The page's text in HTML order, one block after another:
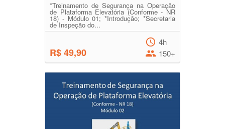
*Treinamento de Segurança na Operação
de Plataforma Elevatória (Conforme - NR
18) - Módulo 01; *Introdução; *Secretaria
de Inspeção do...
R$ 49,90
4h
150+